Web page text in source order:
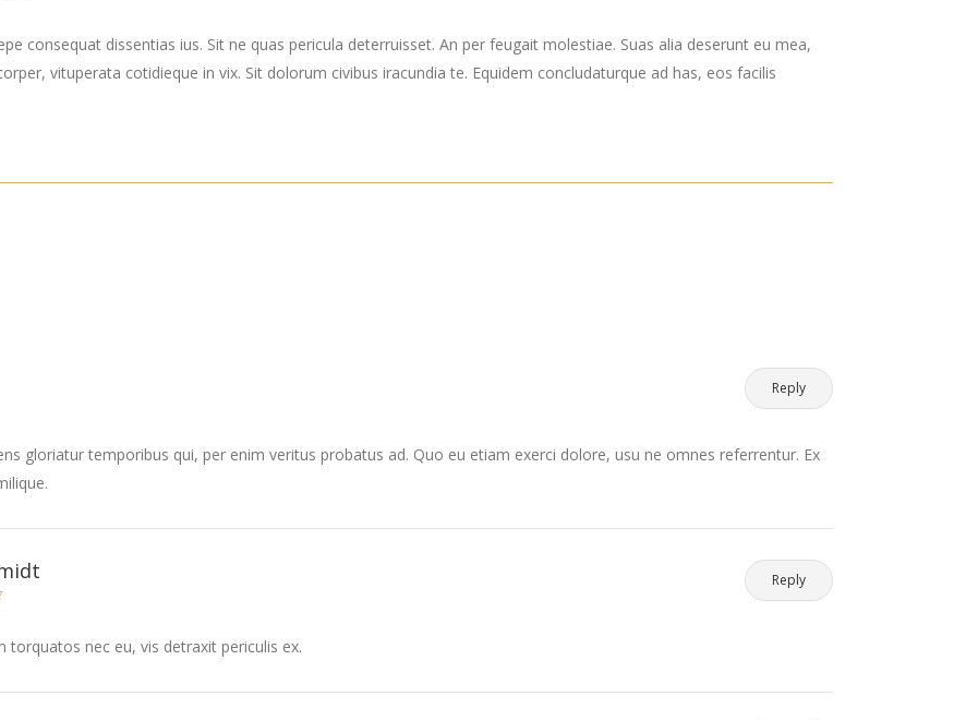
consequat dissentias ius. Sit ne quas pericula deterruisset. An per feugait molestiae. Suas alia deserunt eu mea,
vituperata cotidieque in vix. Sit dolorum civibus iracundia te. Equidem concludaturque ad has, eos facilis
Reply
gloriatur temporibus qui, per enim veritus probatus ad. Quo eu etiam exerci dolore, usu ne omnes referrentur. Ex
Reply
torquatos nec eu, vis detraxit periculis ex.